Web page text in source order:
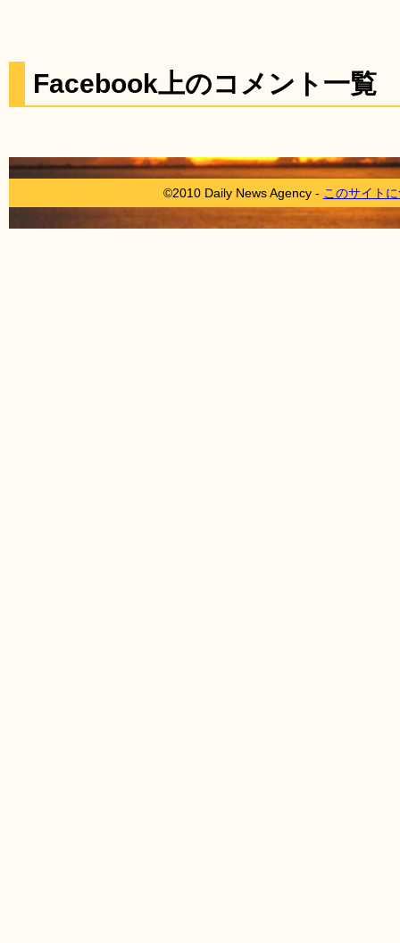
Facebook上のコメント一覧
©2010 Daily News Agency - このサイト